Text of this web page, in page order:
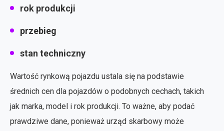
rok produkcji
przebieg
stan techniczny
Wartość rynkową pojazdu ustala się na podstawie
średnich cen dla pojazdów o podobnych cechach, takich
jak marka, model i rok produkcji. To ważne, aby podać
prawdziwe dane, ponieważ urząd skarbowy może